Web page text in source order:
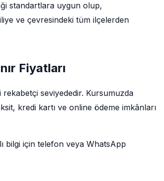
standartlara uygun olup,
ve çevresindeki tüm ilçelerden
Fiyatları
rekabetçi seviyededir. Kursumuzda
kredi kartı ve online ödeme imkânları
bilgi için telefon veya WhatsApp